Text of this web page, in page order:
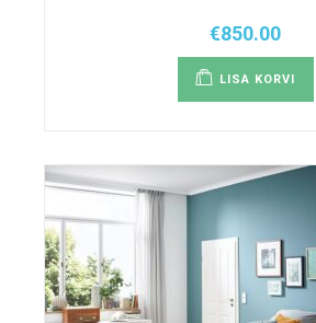
€850.00
LISA KORVI